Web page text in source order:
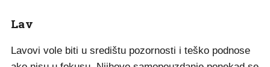
Lav
Lavovi vole biti u središtu pozornosti i teško podnose